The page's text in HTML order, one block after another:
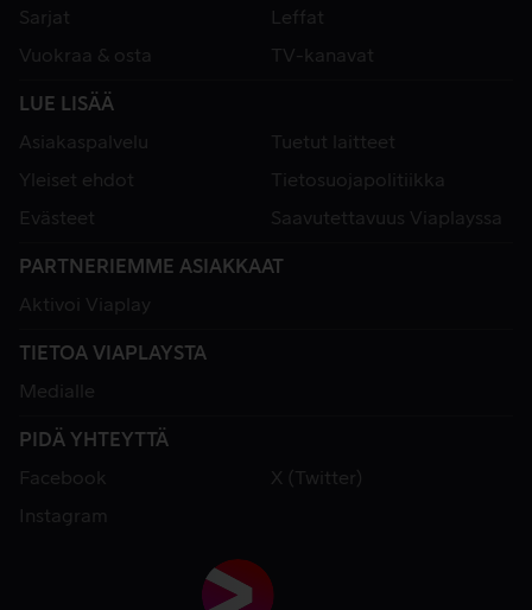
Sarjat
Leffat
Vuokraa & osta
TV-kanavat
LUE LISÄÄ
Asiakaspalvelu
Tuetut laitteet
Yleiset ehdot
Tietosuojapolitiikka
Evästeet
Saavutettavuus Viaplayssa
PARTNERIEMME ASIAKKAAT
Aktivoi Viaplay
TIETOA VIAPLAYSTA
Medialle
PIDÄ YHTEYTTÄ
Facebook
X (Twitter)
Instagram